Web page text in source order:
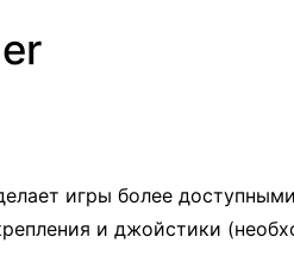
игры более
и джойстики